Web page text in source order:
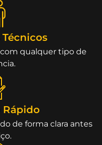
qualquer tipo de
Rápido
de forma clara antes